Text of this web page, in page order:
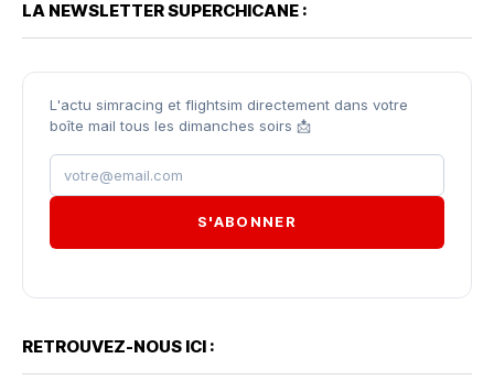
LA NEWSLETTER SUPERCHICANE :
L'actu simracing et flightsim directement dans votre
boîte mail tous les dimanches soirs 📩
S'ABONNER
RETROUVEZ-NOUS ICI :